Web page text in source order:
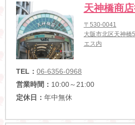
天神橋商
〒530-0041
大阪市北区天神
エス内
TEL： 06-6356-0968
営業時間： 10:00～21:00
定休日： 年中無休